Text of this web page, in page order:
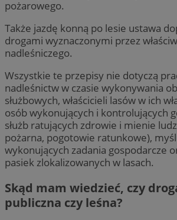
pożarowego.
Także jazdę konną po lesie ustawa
drogami wyznaczonymi przez
nadleśniczego.
Wszystkie te przepisy nie dotyczą
nadleśnictw w czasie wykonywania
służbowych, właścicieli lasów w ich
osób wykonujących i kontrolujących
służb ratujących zdrowie i mienie
pożarna, pogotowie ratunkowe),
wykonujących zadania gospodarcze
pasiek zlokalizowanych w lasach.
Skąd mam wiedzieć, czy
publiczna czy leśna?